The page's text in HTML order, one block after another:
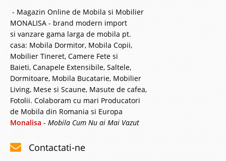
- Magazin Online de Mobila si Mobilier
MONALISA - brand modern import
si vanzare gama larga de mobila pt.
casa: Mobila Dormitor, Mobila Copii,
Mobilier Tineret, Camere Fete si
Baieti, Canapele Extensibile, Saltele,
Dormitoare, Mobila Bucatarie, Mobilier
Living, Mese si Scaune, Masute de cafea,
Fotolii. Colaboram cu mari Producatori
de Mobila din Romania si Europa
Monalisa - Mobila Cum Nu ai Mai Vazut
Contactati-ne